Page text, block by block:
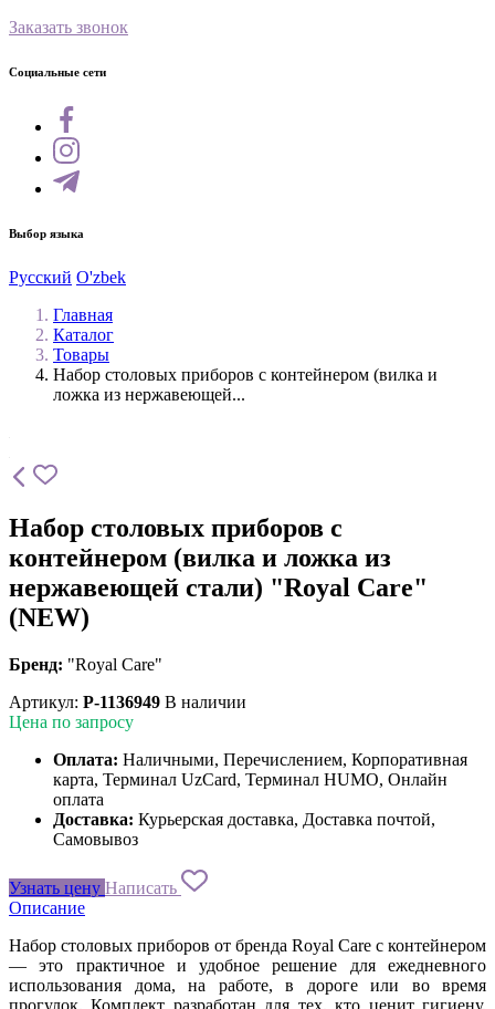
Заказать звонок
Социальные сети
Выбор языка
Русский O'zbek
Главная
Каталог
Товары
Набор столовых приборов с контейнером (вилка и
ложка из нержавеющей...
Набор столовых приборов с
контейнером (вилка и ложка из
нержавеющей стали) "Royal Care"
(NEW)
Бренд: "Royal Care"
Артикул: P-1136949 В наличии
Цена по запросу
Оплата: Наличными, Перечислением, Корпоративная
карта, Терминал UzCard, Терминал HUMO, Онлайн
оплата
Доставка: Курьерская доставка, Доставка почтой,
Самовывоз
Узнать цену Написать
Описание
Набор столовых приборов от бренда Royal Care с контейнером
— это практичное и удобное решение для ежедневного
использования дома, на работе, в дороге или во время
прогулок. Комплект разработан для тех, кто ценит гигиену,